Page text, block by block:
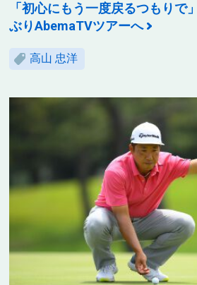
「初心にもう一度戻るつもり
ぶりAbemaTVツアーへ
高山 忠洋